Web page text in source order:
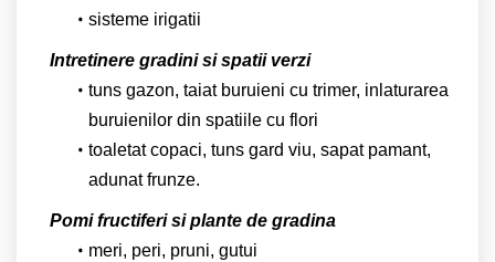
sisteme irigatii
Intretinere gradini si spatii verzi
tuns gazon, taiat buruieni cu trimer, inlaturarea
buruienilor din spatiile cu flori
toaletat copaci, tuns gard viu, sapat pamant,
adunat frunze.
Pomi fructiferi si plante de gradina
meri, peri, pruni, gutui